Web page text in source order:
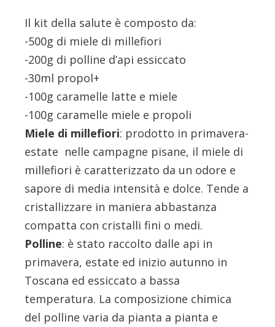
Il kit della salute è composto da:
-500g di miele di millefiori
-200g di polline d’api essiccato
-30ml propol+
-100g caramelle latte e miele
-100g caramelle miele e propoli
Miele di millefiori: prodotto in primavera-
estate nelle campagne pisane, il miele di
millefiori è caratterizzato da un odore e
sapore di media intensità e dolce. Tende a
cristallizzare in maniera abbastanza
compatta con cristalli fini o medi.
Polline: è stato raccolto dalle api in
primavera, estate ed inizio autunno in
Toscana ed essiccato a bassa
temperatura. La composizione chimica
del polline varia da pianta a pianta e